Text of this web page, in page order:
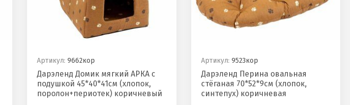
Артикул: 9662кор
Дарэленд Домик мягкий АРКА с
подушкой 45*40*41см (хлопок,
поролон+периотек) коричневый
Артикул: 9523кор
Дарэленд Перина овальная
стёганая 70*52*9см (хлопок,
синтепух) коричневая